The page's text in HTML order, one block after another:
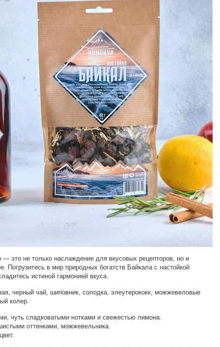
это не только наслаждение для вкусовых рецепторов, но и
Погрузитесь в мир природных богатств Байкала с настойкой
истиной гармонией вкуса.
черный чай, шиповник, солодка, элеутерококк, можжевеловые
колер.
чуть сладковатыми нотками и свежестью лимона.
оттенками, можжевельника.